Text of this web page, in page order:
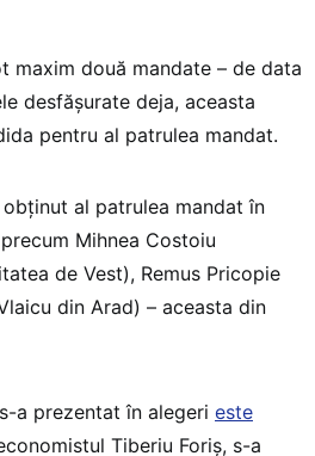
maxim două mandate – de data
desfășurate deja, aceasta
pentru al patrulea mandat.
al patrulea mandat în
Mihnea Costoiu
de Vest), Remus Pricopie
din Arad) – aceasta din
a prezentat în alegeri este
Tiberiu Foriș, s-a